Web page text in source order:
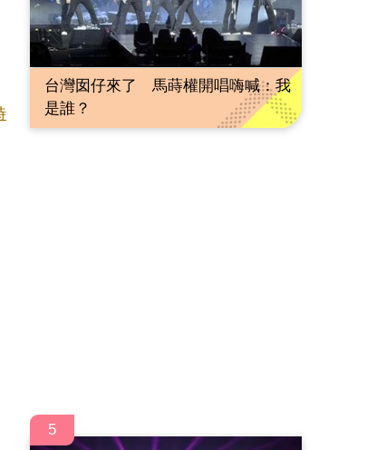
台灣囡仔來了 馬蒔權開唱嗨喊：我
是誰？
5